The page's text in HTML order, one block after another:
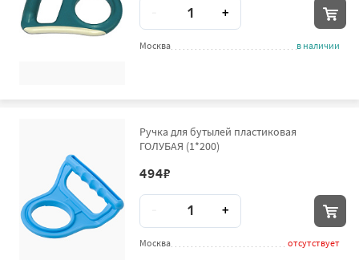
+
Москва в наличии
Ручка для бутылей пластиковая
ГОЛУБАЯ (1*200)
494₽
Количество
+
Москва отсутствует